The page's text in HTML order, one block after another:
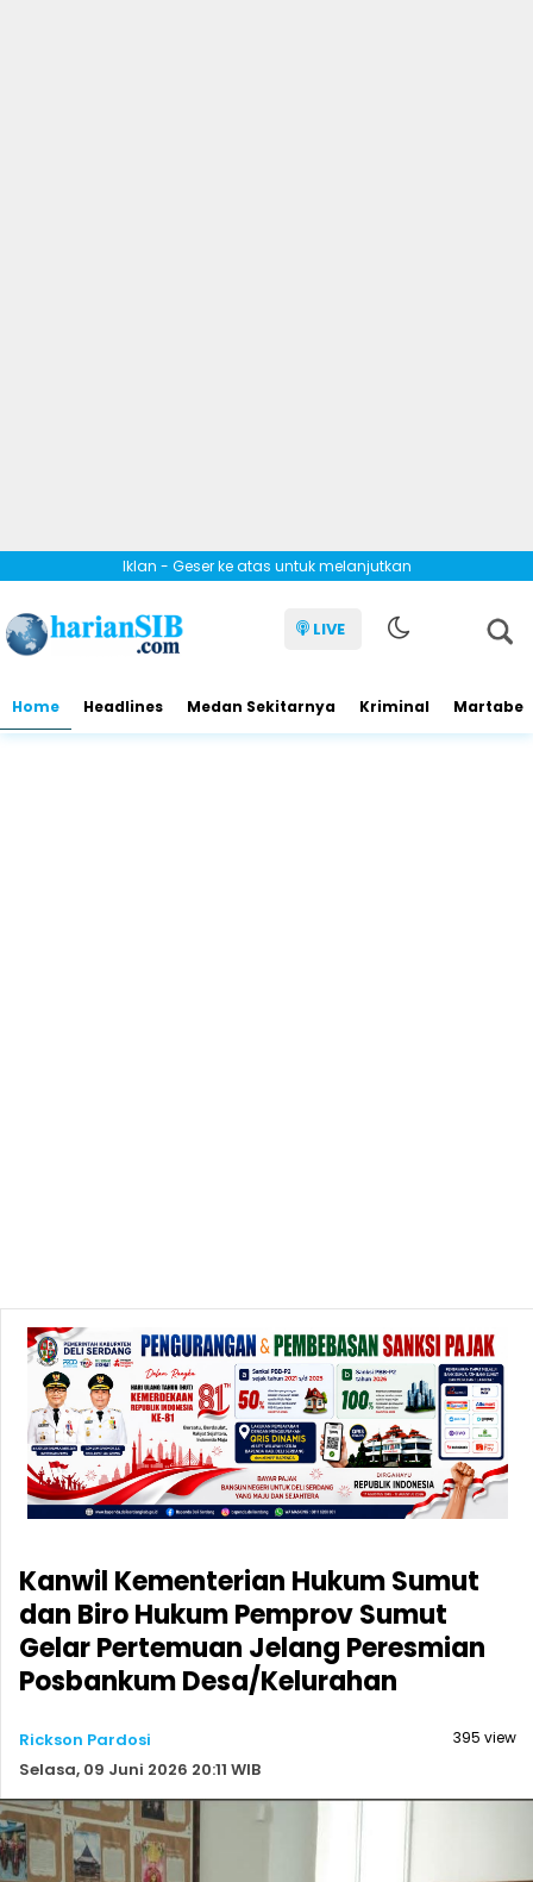
Iklan - Geser ke atas untuk melanjutkan
LIVE
Home Headlines Medan Sekitarnya Kriminal Martabe
Kanwil Kementerian Hukum Sumut
dan Biro Hukum Pemprov Sumut
Gelar Pertemuan Jelang Peresmian
Posbankum Desa/Kelurahan
Rickson Pardosi
Selasa, 09 Juni 2026 20:11 WIB
395 view